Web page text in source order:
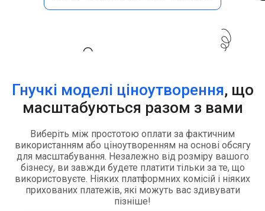
Гнучкі моделі ціноутворення, що
масштабуються разом з вами
Виберіть між простотою оплати за фактичним
використанням або ціноутворенням на основі обсягу
для масштабування. Незалежно від розміру вашого
бізнесу, ви завжди будете платити тільки за те, що
використовуєте. Ніяких платформних комісій і ніяких
прихованих платежів, які можуть вас здивувати
пізніше!